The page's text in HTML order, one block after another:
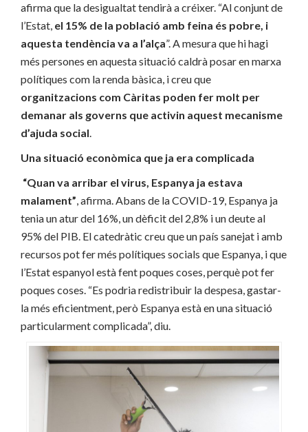
afirma que la desigualtat tendirà a créixer. “Al conjunt de
l’Estat, el 15% de la població amb feina és pobre, i
aquesta tendència va a l’alça”. A mesura que hi hagi
més persones en aquesta situació caldrà posar en marxa
polítiques com la renda bàsica, i creu que
organitzacions com Càritas poden fer molt per
demanar als governs que activin aquest mecanisme
d’ajuda social.
Una situació econòmica que ja era complicada
“Quan va arribar el virus, Espanya ja estava
malament”, afirma. Abans de la COVID-19, Espanya ja
tenia un atur del 16%, un dèficit del 2,8% i un deute al
95% del PIB. El catedràtic creu que un país sanejat i amb
recursos pot fer més polítiques socials que Espanya, i que
l’Estat espanyol està fent poques coses, perquè pot fer
poques coses. “Es podria redistribuir la despesa, gastar-
la més eficientment, però Espanya està en una situació
particularment complicada”, diu.